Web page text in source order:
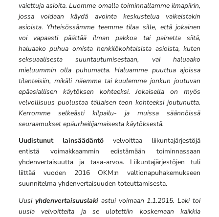
vaiettuja asioita. Luomme omalla toiminnallamme ilmapiirin,
jossa voidaan käydä avointa keskustelua vaikeistakin
asioista. Yhteisössämme teemme tilaa sille, että jokainen
voi vapaasti päättää ilman pakkoa tai painetta siitä,
haluaako puhua omista henkilökohtaisista asioista, kuten
seksuaalisesta suuntautumisestaan, vai haluaako
mieluummin olla puhumatta. Haluamme puuttua ajoissa
tilanteisiin, mikäli näemme tai kuulemme jonkun joutuvan
epäasiallisen käytöksen kohteeksi. Jokaisella on myös
velvollisuus puolustaa tällaisen teon kohteeksi joutunutta.
Kerromme selkeästi kilpailu- ja muissa säännöissä
seuraamukset epäurheilijamaisesta käytöksestä.
Uudistunut lainsäädäntövelvoittaa liikuntajärjestöjä
entistä voimakkaammin edistämään toiminnassaan
yhdenvertaisuutta ja tasa-arvoa. Liikuntajärjestöjen tuli
liittää vuoden 2016 OKM:n valtionapuhakemukseen
suunnitelma yhdenvertaisuuden toteuttamisesta.
Uusi yhdenvertaisuuslaki astui voimaan 1.1.2015. Laki toi
uusia velvoitteita ja se ulotettiin koskemaan kaikkia